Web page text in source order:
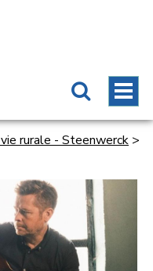
rurale - Steenwerck >